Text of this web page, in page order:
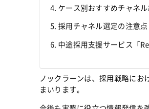
ケース別おすすめチャネ
採用チャネル選定の注意点
中途採用支援サービス「
ノックラーンは、採用戦略に
まいります。